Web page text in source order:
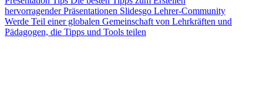
hervorragender Präsentationen Slidesgo Lehrer-Community
Werde Teil einer globalen Gemeinschaft von Lehrkräften und
Pädagogen, die Tipps und Tools teilen